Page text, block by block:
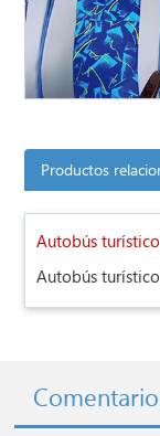
Productos
Autobús
Autobús